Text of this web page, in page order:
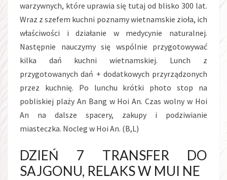
warzywnych, które uprawia się tutaj od blisko 300 lat.
Wraz z szefem kuchni poznamy wietnamskie zioła, ich
właściwości i działanie w medycynie naturalnej.
Następnie nauczymy się wspólnie przygotowywać
kilka dań kuchni wietnamskiej. Lunch z
przygotowanych dań + dodatkowych przyrządzonych
przez kuchnię. Po lunchu krótki photo stop na
pobliskiej plaży An Bang w Hoi An. Czas wolny w Hoi
An na dalsze spacery, zakupy i podziwianie
miasteczka. Nocleg w Hoi An. (B,L)
DZIEŃ 7 TRANSFER DO
SAJGONU, RELAKS W MUI NE